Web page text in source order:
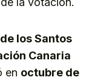
los Santos
Canaria
en octubre de